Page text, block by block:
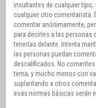
insultantes de cualquier tipo,
cualquier otro comentarista.
comentar anónimamente,
para decirles a las personas
tenerlas delante. Intenta
las personas puedan
descalificados. No
tema, y mucho menos con
suplantando a otros
esas normas básicas serán